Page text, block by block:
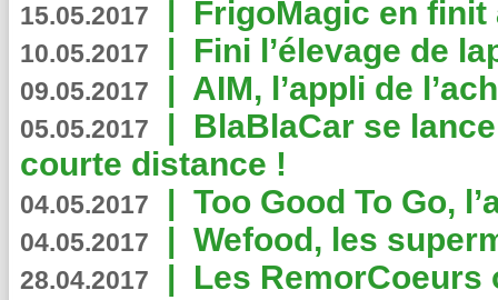
15.05.2017 | FrigoMagic en
10.05.2017 | Fini l’élevage de
09.05.2017 | AIM, l’appli de
05.05.2017 | BlaBlaCar se
courte distance !
04.05.2017 | Too Good To Go,
04.05.2017 | Wefood, les
28.04.2017 | Les RemorCoeurs